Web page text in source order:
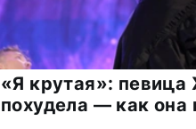
«Я крутая»:
похудела — как она